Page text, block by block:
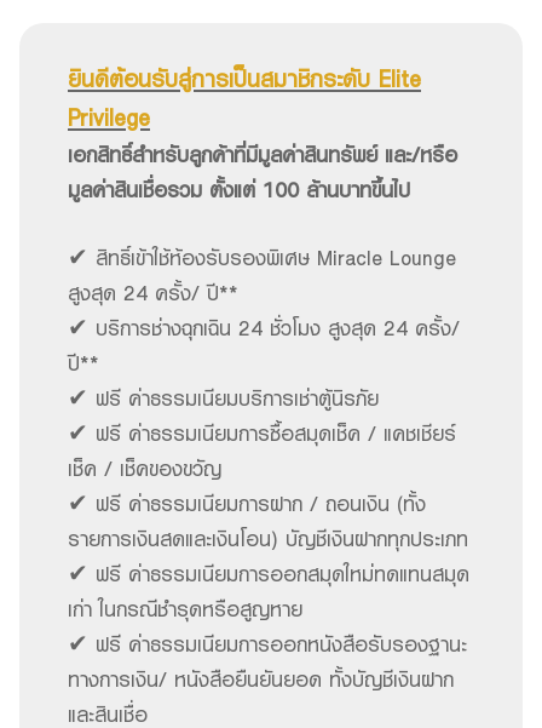
ยินดีต้อนรับสู่การเป็นสมาชิกระดับ Elite
Privilege
เอกสิทธิ์สำหรับลูกค้าที่มีมูลค่าสินทรัพย์ และ/หรือ
มูลค่าสินเชื่อรวม ตั้งแต่ 100 ล้านบาทขึ้นไป
✔ สิทธิ์เข้าใช้ห้องรับรองพิเศษ Miracle Lounge
สูงสุด 24 ครั้ง/ ปี**
✔ บริการช่างฉุกเฉิน 24 ชั่วโมง สูงสุด 24 ครั้ง/
ปี**
✔ ฟรี ค่าธรรมเนียมบริการเช่าตู้นิรภัย
✔ ฟรี ค่าธรรมเนียมการซื้อสมุดเช็ค / แคชเชียร์
เช็ค / เช็คของขวัญ
✔ ฟรี ค่าธรรมเนียมการฝาก / ถอนเงิน (ทั้ง
รายการเงินสดและเงินโอน) บัญชีเงินฝากทุกประเภท
✔ ฟรี ค่าธรรมเนียมการออกสมุดใหม่ทดแทนสมุด
เก่า ในกรณีชำรุดหรือสูญหาย
✔ ฟรี ค่าธรรมเนียมการออกหนังสือรับรองฐานะ
ทางการเงิน/ หนังสือยืนยันยอด ทั้งบัญชีเงินฝาก
และสินเชื่อ